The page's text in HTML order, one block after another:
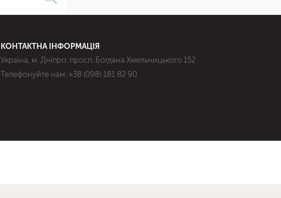
КОНТАКТНА ІНФОРМАЦІЯ
Україна, м. Дніпро, просп. Богдана Хмельницького 152
Телефонуйте нам: +38 (098) 181 82 90